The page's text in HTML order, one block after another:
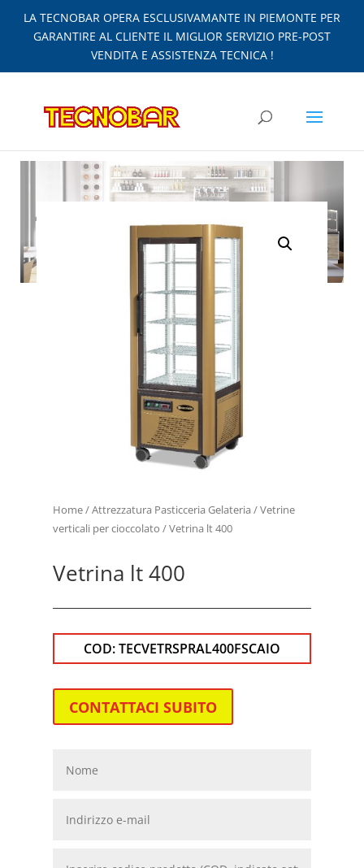
LA TECNOBAR OPERA ESCLUSIVAMANTE IN PIEMONTE PER
GARANTIRE AL CLIENTE IL MIGLIOR SERVIZIO PRE-POST
VENDITA E ASSISTENZA TECNICA !
Home/Attrezzatura Pasticceria Gelateria /Vetrine
verticali per cioccolato / Vetrina lt 400
Vetrina lt 400
COD:TECVETRSPRAL400FSCAIO
CONTATTACI SUBITO